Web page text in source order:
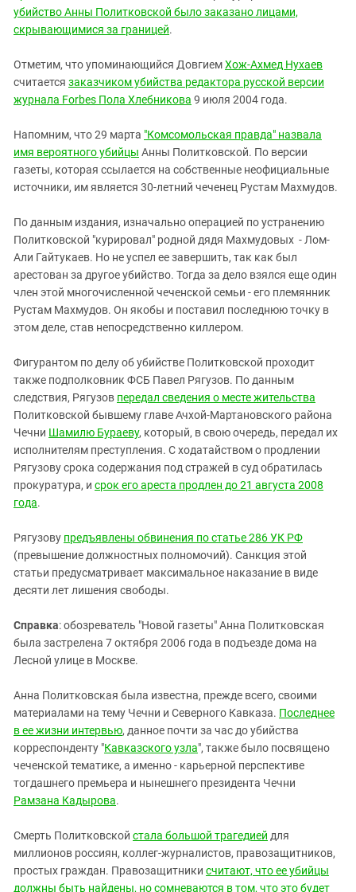
убийство Анны Политковской было заказано лицами,
скрывающимися за границей.
Отметим, что упоминающийся ДовгиемХож-Ахмед Нухаев
считается заказчиком убийства редактора русской версии
журнала Forbes Пола Хлебникова 9 июля 2004 года.
Напомним, что 29 марта "Комсомольская правда" назвала
имя вероятного убийцы Анны Политковской. По версии
газеты, которая ссылается на собственные неофициальные
источники, им является 30-летний чеченец Рустам Махмудов.
По данным издания, изначально операцией по устранению
Политковской "курировал" родной дядя Махмудовых - Лом-
Али Гайтукаев. Но не успел ее завершить, так как был
арестован за другое убийство. Тогда за дело взялся еще один
член этой многочисленной чеченской семьи - его племянник
Рустам Махмудов. Он якобы и поставил последнюю точку в
этом деле, став непосредственно киллером.
Фигурантом по делу об убийстве Политковской проходит
также подполковник ФСБ Павел Рягузов. По данным
следствия, Рягузов передал сведения о месте жительства
Политковской бывшему главе Ачхой-Мартановского района
Чечни Шамилю Бураеву, который, в свою очередь, передал их
исполнителям преступления. С ходатайством о продлении
Рягузову срока содержания под стражей в суд обратилась
прокуратура, и срок его ареста продлен до 21 августа 2008
года.
Рягузову предъявлены обвинения по статье 286 УК РФ
(превышение должностных полномочий). Санкция этой
статьи предусматривает максимальное наказание в виде
десяти лет лишения свободы.
Справка: обозреватель "Новой газеты" Анна Политковская
была застрелена 7 октября 2006 года в подъезде дома на
Лесной улице в Москве.
Анна Политковская была известна, прежде всего, своими
материалами на тему Чечни и Северного Кавказа. Последнее
в ее жизни интервью, данное почти за час до убийства
корреспонденту "Кавказского узла", также было посвящено
чеченской тематике, а именно - карьерной перспективе
тогдашнего премьера и нынешнего президента Чечни
Рамзана Кадырова.
Смерть Политковской стала большой трагедией для
миллионов россиян, коллег-журналистов, правозащитников,
простых граждан. Правозащитники считают, что ее убийцы
должны быть найдены, но сомневаются в том, что это будет